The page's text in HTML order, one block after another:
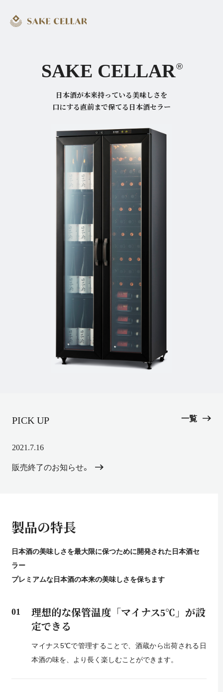
SAKE CELLAR®
日本酒が本来持っている美味しさを
口にする直前まで保てる日本酒セラー
PICK UP
2021.7.16
販売終了のお知らせ。
一覧
製品の特長
日本酒の美味しさを最大限に保つために開発された日本酒セ
ラー
プレミアムな日本酒の本来の美味しさを保ちます
01 理想的な保管温度「マイナス5℃」が設
定できる
マイナス5℃で管理することで、酒蔵から出荷される日
本酒の味を、より長く楽しむことができます。